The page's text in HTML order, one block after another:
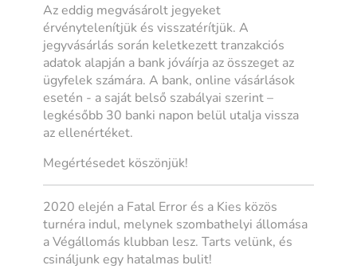
Az eddig megvásárolt jegyeket
érvénytelenítjük és visszatérítjük. A
jegyvásárlás során keletkezett tranzakciós
adatok alapján a bank jóváírja az összeget az
ügyfelek számára. A bank, online vásárlások
esetén - a saját belső szabályai szerint –
legkésőbb 30 banki napon belül utalja vissza
az ellenértéket.
Megértésedet köszönjük!
2020 elején a Fatal Error és a Kies közös
turnéra indul, melynek szombathelyi állomása
a Végállomás klubban lesz. Tarts velünk, és
csináljunk egy hatalmas bulit!